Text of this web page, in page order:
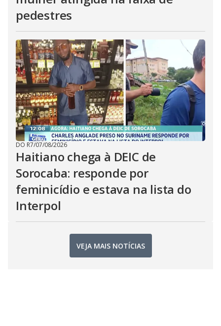
pedestres
DO R7/07/08/2026
Haitiano chega à DEIC de
Sorocaba: responde por
feminicídio e estava na lista do
Interpol
VEJA MAIS NOTÍCIAS